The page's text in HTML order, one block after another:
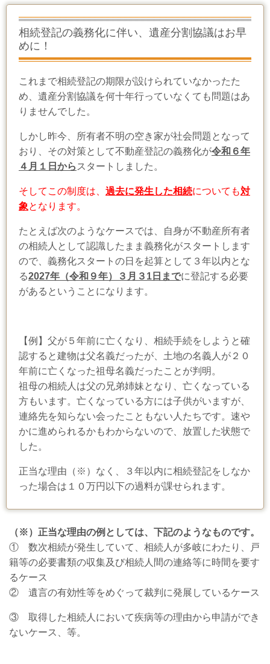
相続登記の義務化に伴い、遺産分割協議はお早
めに！
これまで相続登記の期限が設けられていなかったた
め、遺産分割協議を何十年行っていなくても問題はあ
りませんでした。
しかし昨今、所有者不明の空き家が社会問題となって
おり、その対策として不動産登記の義務化が令和６年
４月１日から スタートしました。
そしてこの制度は、 過去に発生した相続についても対
象となります。
たとえば次のようなケースでは、自身が不動産所有者
の相続人として認識したまま義務化がスタートします
ので、義務化スタートの日を起算として３年以内とな
る2027年（令和９年）３月３1日までに登記する必要
があるということになります。
【例】父が５年前に亡くなり、相続手続をしようと確
認すると建物は父名義だったが、土地の名義人が２０
年前に亡くなった祖母名義だったことが判明。
祖母の相続人は父の兄弟姉妹となり、亡くなっている
方もいます。亡くなっている方には子供がいますが、
連絡先を知らない会ったこともない人たちです。速や
かに進められるかもわからないので、放置した状態で
した。
正当な理由（※）なく、３年以内に相続登記をしなか
った場合は１０万円以下の過料が課せられます。
（※）正当な理由の例としては、下記のようなものです。
① 数次相続が発生していて、相続人が多岐にわたり、戸
籍等の必要書類の収集及び相続人間の連絡等に時間を要す
るケース
② 遺言の有効性等をめぐって裁判に発展しているケース
③ 取得した相続人において疾病等の理由から申請ができ
ないケース、等。